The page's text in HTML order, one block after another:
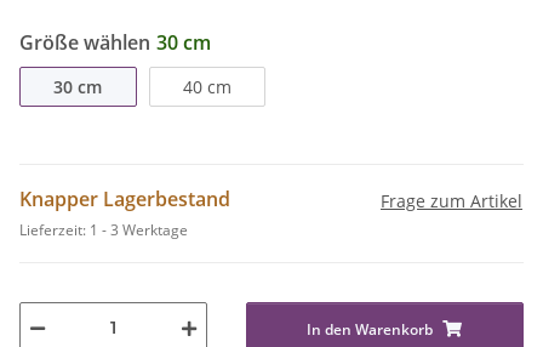
Größe wählen 30 cm
30 cm 40 cm
Knapper Lagerbestand
Lieferzeit: 1 - 3 Werktage
Frage zum Artikel
In den Warenkorb